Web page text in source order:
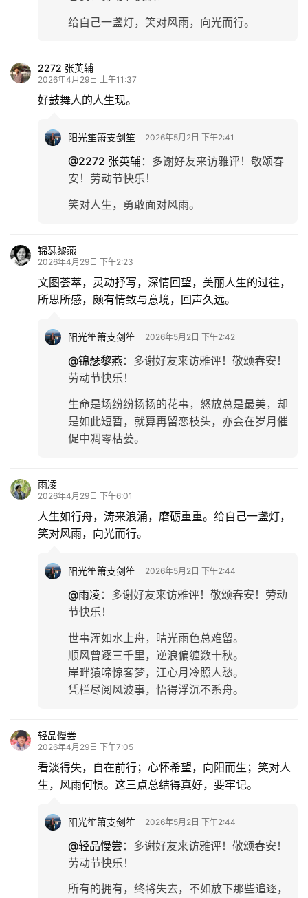
给自己一盏灯，笑对风雨，向光而行。
2272 张英辅
2026年4月29日 上午11:37
好鼓舞人的人生现。
阳光笙箫支剑笙 2026年5月2日 下午2:41
@2272 张英辅： 多谢好友来访雅评！敬颂春
安！劳动节快乐！
笑对人生，勇敢面对风雨。
锦瑟黎燕
2026年4月29日 下午2:23
文图荟萃，灵动抒写，深情回望，美丽人生的过往，
所思所感，颇有情致与意境，回声久远。
阳光笙箫支剑笙 2026年5月2日 下午2:42
@锦瑟黎燕： 多谢好友来访雅评！敬颂春安！
劳动节快乐！
生命是场纷纷扬扬的花事，怒放总是最美，却
是如此短暂，就算再留恋枝头，亦会在岁月催
促中凋零枯萎。
雨凌
2026年4月29日 下午6:01
人生如行舟，涛来浪涌，磨砺重重。给自己一盏灯，
笑对风雨，向光而行。
阳光笙箫支剑笙 2026年5月2日 下午2:44
@雨凌 ： 多谢好友来访雅评！敬颂春安！劳动
节快乐！
世事浑如水上舟，晴光雨色总难留。
顺风曾逐三千里，逆浪偏缠数十秋。
岸畔猿啼惊客梦，江心月冷照人愁。
凭栏尽阅风波事，悟得浮沉不系舟。
轻品慢尝
2026年4月29日 下午7:05
看淡得失，自在前行；心怀希望，向阳而生；笑对人
生，风雨何惧。这三点总结得真好，要牢记。
阳光笙箫支剑笙 2026年5月2日 下午2:44
@轻品慢尝 ： 多谢好友来访雅评！敬颂春安！
劳动节快乐！
所有的拥有，终将失去，不如放下那些追逐，